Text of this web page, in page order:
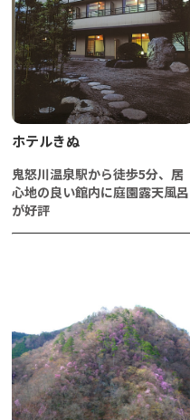
ホテルきぬ
鬼怒川温泉駅から徒歩5分、居
心地の良い館内に庭園露天風呂
が好評